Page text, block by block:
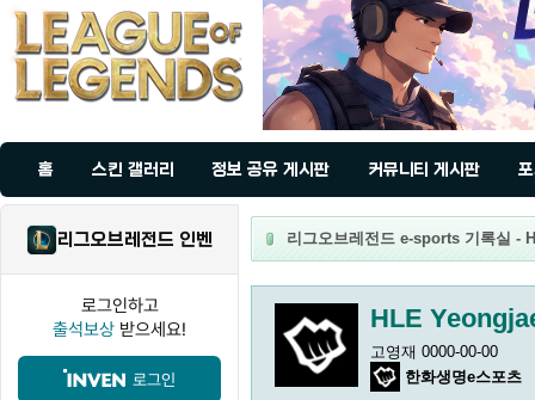
홈 스킨 갤러리 정보 공유 게시판 커뮤니티 게시판
리그오브레전드 인벤
로그인하고
출석보상 받으세요!
로그인
리그오브레전드 e-sports 기록실 -
HLE
고영재 0000-00-00
한화생명e스포츠